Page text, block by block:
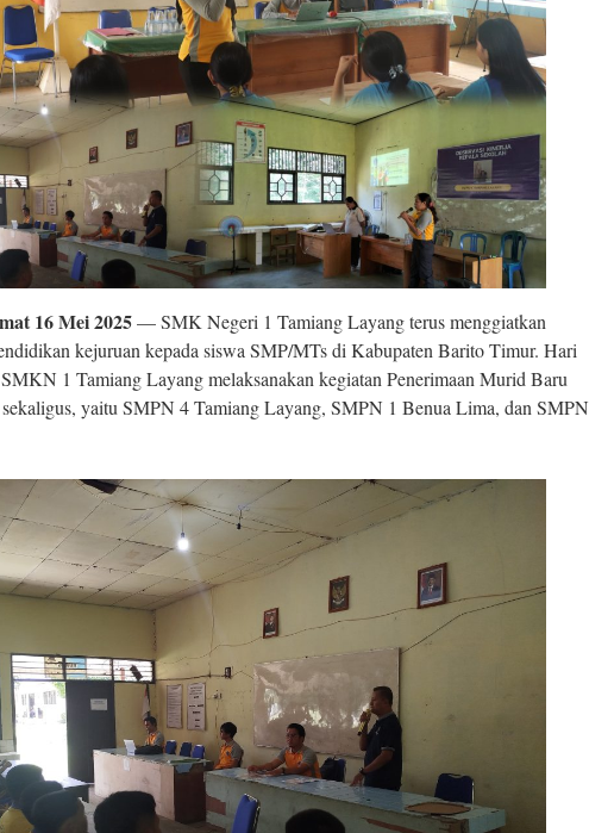
16 Mei 2025— SMK Negeri 1 Tamiang Layang terus menggiatkan
kejuruan kepada siswa SMP/MTs di Kabupaten Barito Timur. Hari
1 Tamiang Layang melaksanakan kegiatan Penerimaan Murid Baru
yaitu SMPN 4 Tamiang Layang, SMPN 1 Benua Lima, dan SMPN